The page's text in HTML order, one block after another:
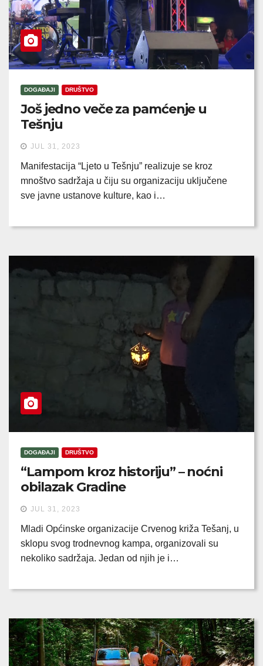
DOGAĐAJI DRUŠTVO
Još jedno veče za pamćenje u
Tešnju
JUL 31, 2023
Manifestacija “Ljeto u Tešnju” realizuje se kroz
mnoštvo sadržaja u čiju su organizaciju uključene
sve javne ustanove kulture, kao i…
DOGAĐAJI DRUŠTVO
“Lampom kroz historiju” – noćni
obilazak Gradine
JUL 31, 2023
Mladi Općinske organizacije Crvenog križa Tešanj, u
sklopu svog trodnevnog kampa, organizovali su
nekoliko sadržaja. Jedan od njih je i…